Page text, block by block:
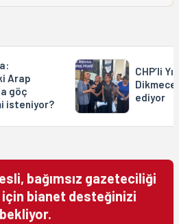
Arap
göç
isteniyor?
CHP’li
ediyor
bağımsız gazeteciliği
bianet desteğinizi
bekliyor.